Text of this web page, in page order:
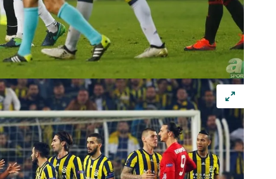
yer alan panel vasıtasıyla belirleyebilirsiniz. Çerezlere
Metnimizi ziyaret edebilirsiniz.
Kanunu uyarınca hazırlanmış Aydınlatma Metnimizi
çerezlerle ilgili bilgi almak için lütfentıklayınız.